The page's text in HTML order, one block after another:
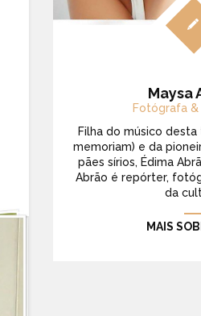
Maysa
Fotógrafa
Filha do músico desta
memoriam) e da
pães sírios, Édima
Abrão é repórter,
da
MAIS